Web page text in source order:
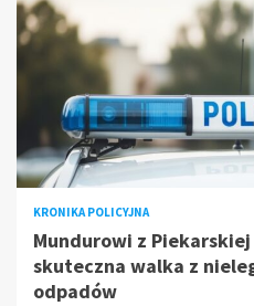
KRONIKA POLICYJNA
Mundurowi z
skuteczna walka z
odpadów